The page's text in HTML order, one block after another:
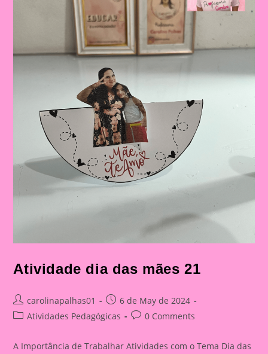
Atividade dia das mães 21
Post
author:
carolinapalhas01
Post
published:
6 de May de 2024
PostAtividades Pedagógicas
Post0 Comments
A Importância de Trabalhar Atividades com o Tema Dia das